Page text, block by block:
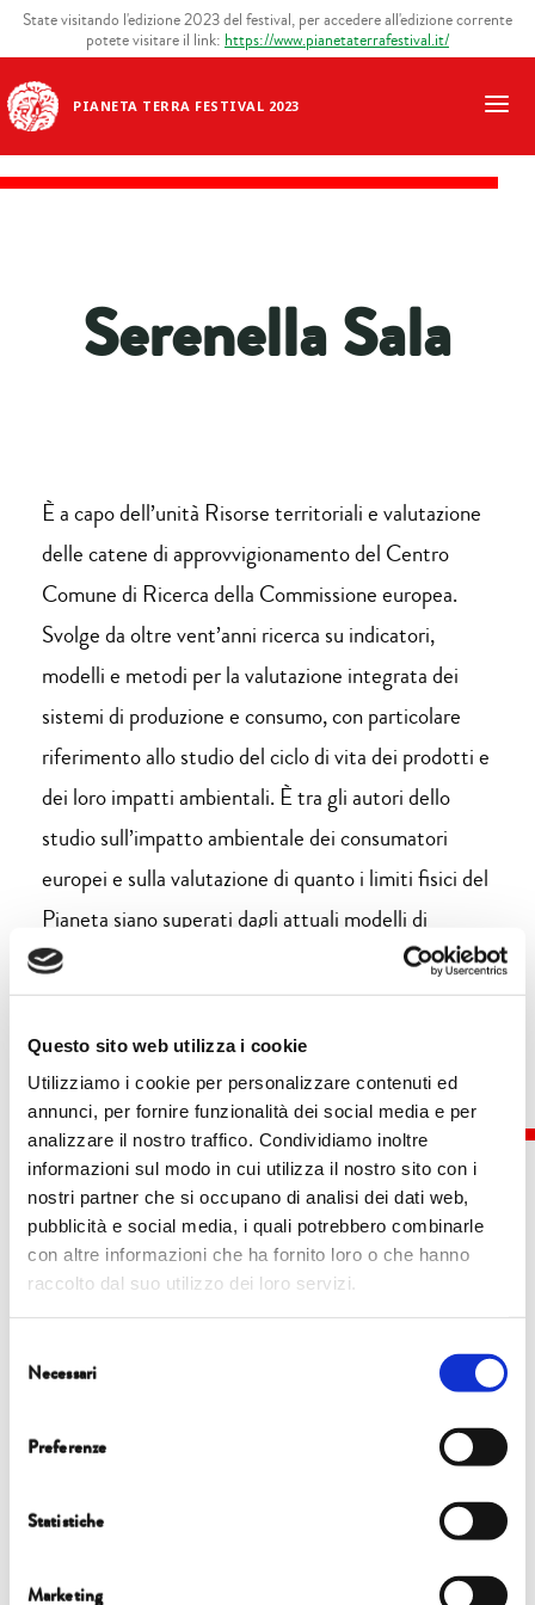
Questo sito web utilizza i cookie
Utilizziamo i cookie per personalizzare contenuti ed
annunci, per fornire funzionalità dei social media e per
analizzare il nostro traffico. Condividiamo inoltre
informazioni sul modo in cui utilizza il nostro sito con i
nostri partner che si occupano di analisi dei dati web,
pubblicità e social media, i quali potrebbero combinarle
con altre informazioni che ha fornito loro o che hanno
raccolto dal suo utilizzo dei loro servizi.
delNecessari
Preferenze
Statistiche
Marketing
PIANETA TERRA FESTIVAL 2023
State visitando l'edizione 2023 del festival, per accedere all'edizione corrente
potete visitare il link: https://www.pianetaterrafestival.it/
Serenella Sala
È a capo dell’unità Risorse territoriali e valutazione
delle catene di approvvigionamento del Centro
Comune di Ricerca della Commissione europea.
Svolge da oltre vent’anni ricerca su indicatori,
modelli e metodi per la valutazione integrata dei
sistemi di produzione e consumo, con particolare
riferimento allo studio del ciclo di vita dei prodotti e
dei loro impatti ambientali. È tra gli autori dello
studio sull’impatto ambientale dei consumatori
europei e sulla valutazione di quanto i limiti fisici del
Pianeta siano superati dagli attuali modelli di
consumo.
Eventi
QUANTO IMPATTANO I TUOI CONSUMI SULL’AMBIENTE?